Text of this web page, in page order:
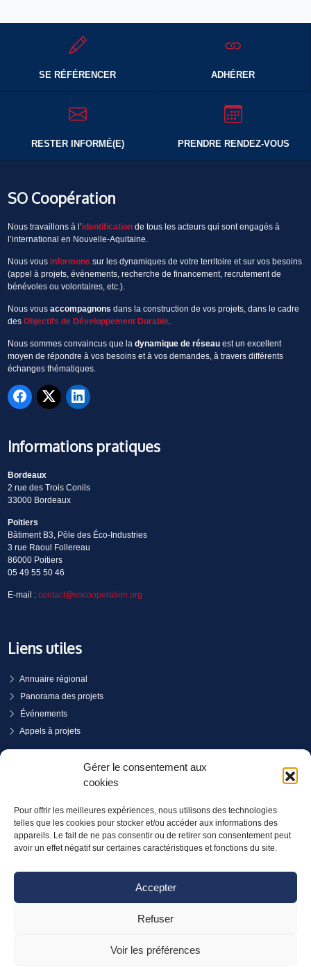
Gérer le consentement aux
cookies
Pour offrir les meilleures expériences, nous utilisons des technologies
telles que les cookies pour stocker et/ou accéder aux informations des
appareils. Le fait de ne pas consentir ou de retirer son consentement peut
avoir un effet négatif sur certaines caractéristiques et fonctions du site.
Accepter
Refuser
Voir les préférences
SE RÉFÉRENCER ADHÉRER
RESTER INFORMÉ(E) PRENDRE RENDEZ-VOUS
SO Coopération
Nous travaillons à l’identificationde tous les acteurs qui sont engagés à
l’international en Nouvelle-Aquitaine.
Nous vous informons sur les dynamiques de votre territoire et sur vos besoins
(appel à projets, événements, recherche de financement, recrutement de
bénévoles ou volontaires, etc.).
Nous vous accompagnons dans la construction de vos projets, dans le cadre
des Objectifs de Développement Durable.
Nous sommes convaincus que la dynamique de réseauest un excellent
moyen de répondre à vos besoins et à vos demandes, à travers différents
échanges thématiques.
Informations pratiques
Bordeaux
2 rue des Trois Conils
33000 Bordeaux
Poitiers
Bâtiment B3, Pôle des Éco-Industries
3 rue Raoul Follereau
86000 Poitiers
05 49 55 50 46
E-mail : contact@socooperation.org
Liens utiles
Annuaire régional
Panorama des projets
Événements
Appels à projets